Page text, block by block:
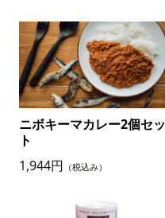
ニボキーマカレー2個セッ
ト
1,944円 （税込み）